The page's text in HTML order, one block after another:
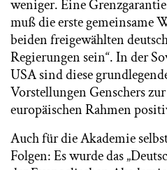
weniger. Eine
muß die erste gemeinsame
beiden freigewählten
Regierungen sein“. In der
USA sind diese
Vorstellungen Genschers
europäischen Rahmen
Auch für die Akademie
Folgen: Es wurde das